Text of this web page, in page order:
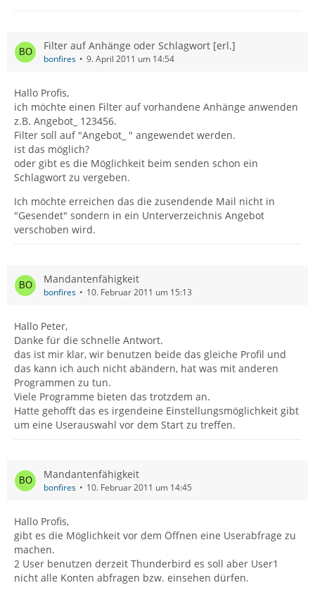
Filter auf Anhänge oder Schlagwort [erl.]
bonfires 9. April 2011 um 14:54
Hallo Profis,
ich möchte einen Filter auf vorhandene Anhänge anwenden
z.B. Angebot_ 123456.
Filter soll auf "Angebot_ " angewendet werden.
ist das möglich?
oder gibt es die Möglichkeit beim senden schon ein
Schlagwort zu vergeben.
Ich möchte erreichen das die zusendende Mail nicht in
"Gesendet" sondern in ein Unterverzeichnis Angebot
verschoben wird.
Mandantenfähigkeit
bonfires 10. Februar 2011 um 15:13
Hallo Peter,
Danke für die schnelle Antwort.
das ist mir klar, wir benutzen beide das gleiche Profil und
das kann ich auch nicht abändern, hat was mit anderen
Programmen zu tun.
Viele Programme bieten das trotzdem an.
Hatte gehofft das es irgendeine Einstellungsmöglichkeit gibt
um eine Userauswahl vor dem Start zu treffen.
Mandantenfähigkeit
bonfires 10. Februar 2011 um 14:45
Hallo Profis,
gibt es die Möglichkeit vor dem Öffnen eine Userabfrage zu
machen.
2 User benutzen derzeit Thunderbird es soll aber User1
nicht alle Konten abfragen bzw. einsehen dürfen.